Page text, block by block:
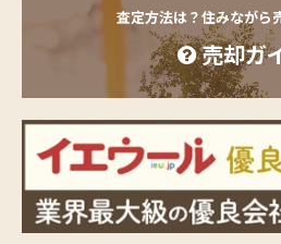
査定方法は？住みながら
売却ガ